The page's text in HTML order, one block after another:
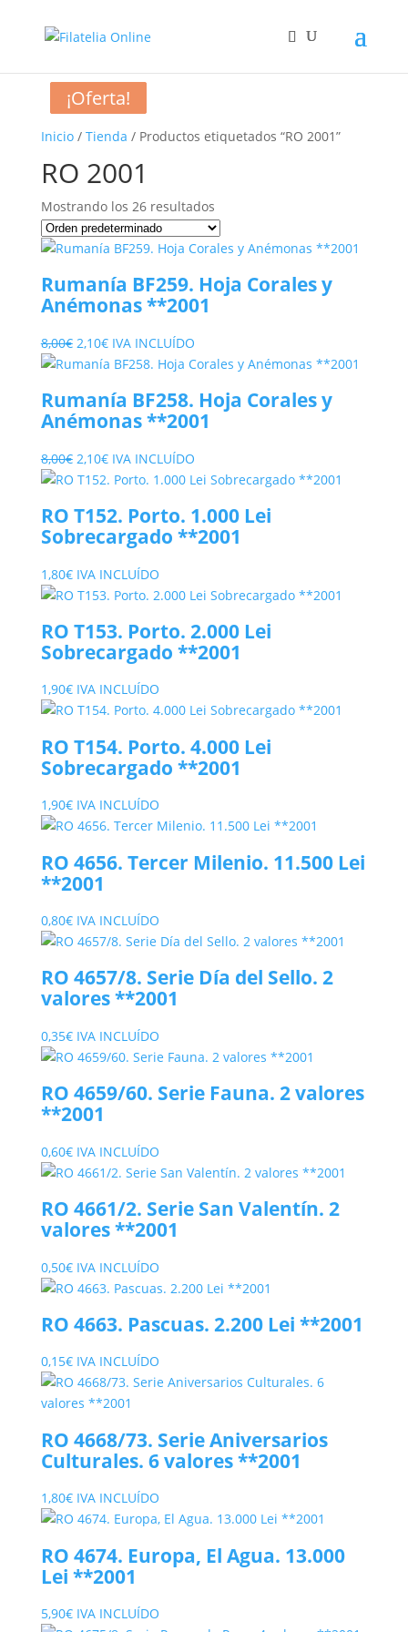
Inicio/ Tienda / Productos etiquetados “RO 2001”
RO 2001
Mostrando los 26 resultados
¡Oferta!
Rumanía BF259. Hoja Corales y
Anémonas **2001
8,00€ El
precio
era:
8,00€.
2,10€El
precio
es:
2,10€.
IVA INCLUÍDO
¡Oferta!
Rumanía BF258. Hoja Corales y
Anémonas **2001
8,00€ El
precio
era:
8,00€.
2,10€El
precio
es:
2,10€.
IVA INCLUÍDO
RO T152. Porto. 1.000 Lei
Sobrecargado **2001
1,80€ IVA INCLUÍDO
RO T153. Porto. 2.000 Lei
Sobrecargado **2001
1,90€ IVA INCLUÍDO
RO T154. Porto. 4.000 Lei
Sobrecargado **2001
1,90€ IVA INCLUÍDO
RO 4656. Tercer Milenio. 11.500 Lei
**2001
0,80€ IVA INCLUÍDO
RO 4657/8. Serie Día del Sello. 2
valores **2001
0,35€ IVA INCLUÍDO
RO 4659/60. Serie Fauna. 2 valores
**2001
0,60€ IVA INCLUÍDO
RO 4661/2. Serie San Valentín. 2
valores **2001
0,50€ IVA INCLUÍDO
RO 4663. Pascuas. 2.200 Lei **2001
0,15€ IVA INCLUÍDO
RO 4668/73. Serie Aniversarios
Culturales. 6 valores **2001
1,80€ IVA INCLUÍDO
RO 4674. Europa, El Agua. 13.000
Lei **2001
5,90€ IVA INCLUÍDO
¡Oferta!